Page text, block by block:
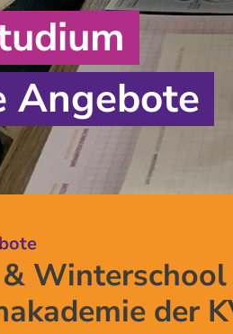
Angebote
Winterschool
der